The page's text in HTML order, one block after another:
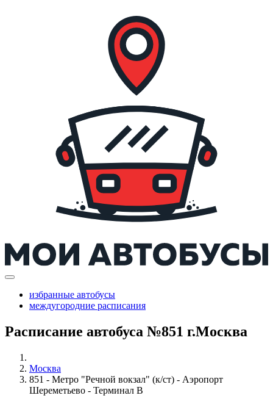
избранные автобусы
междугородние расписания
Расписание автобуса №851 г.Москва
Москва
851 - Метро "Речной вокзал" (к/ст) - Аэропорт
Шереметьево - Терминал B